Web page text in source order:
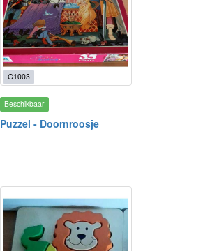
G1003
Beschikbaar
Puzzel - Doornroosje